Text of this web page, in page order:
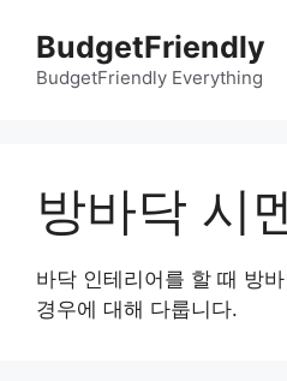
BudgetFriendly
BudgetFriendly Everything
방바닥 시
바닥 인테리어를 할 때 방
경우에 대해 다룹니다.